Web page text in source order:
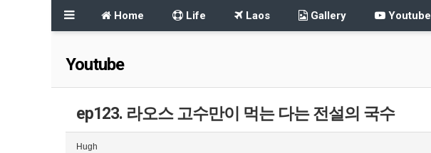
Home Life Laos Gallery Youtube
Youtube
ep123. 라오스 고수만이 먹는 다는 전설의 국수
Hugh